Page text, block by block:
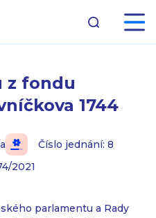
z fondu
1744
Číslo jednání: 8
2021
parlamentu a Rady